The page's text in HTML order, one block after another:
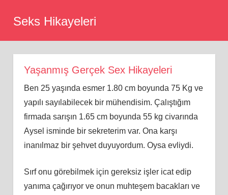
Seks Hikayeleri
Yaşanmış Gerçek Sex Hikayeleri
Ben 25 yaşında esmer 1.80 cm boyunda 75 Kg ve
yapılı sayılabilecek bir mühendisim. Çalıştığım
firmada sarışın 1.65 cm boyunda 55 kg civarında
Aysel isminde bir sekreterim var. Ona karşı
inanılmaz bir şehvet duyuyordum. Oysa evliydi.
Sırf onu görebilmek için gereksiz işler icat edip
yanıma çağırıyor ve onun muhteşem bacakları ve